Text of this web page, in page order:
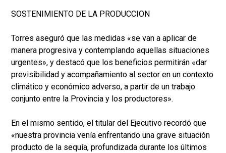
SOSTENIMIENTO DE LA PRODUCCION
Torres aseguró que las medidas «se van a aplicar de
manera progresiva y contemplando aquellas situaciones
urgentes», y destacó que los beneficios permitirán «dar
previsibilidad y acompañamiento al sector en un contexto
climático y económico adverso, a partir de un trabajo
conjunto entre la Provincia y los productores».
En el mismo sentido, el titular del Ejecutivo recordó que
«nuestra provincia venía enfrentando una grave situación
producto de la sequía, profundizada durante los últimos